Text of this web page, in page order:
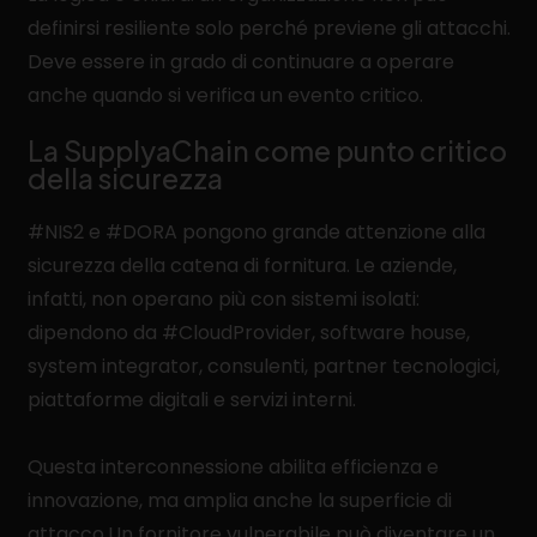
definirsi resiliente solo perché previene gli attacchi.
Deve essere in grado di continuare a operare
anche quando si verifica un evento critico.
La SupplyaChain come punto critico
della sicurezza
#NIS2 e #DORA pongono grande attenzione alla
sicurezza della catena di fornitura. Le aziende,
infatti, non operano più con sistemi isolati:
dipendono da #CloudProvider, software house,
system integrator, consulenti, partner tecnologici,
piattaforme digitali e servizi interni.
Questa interconnessione abilita efficienza e
innovazione, ma amplia anche la superficie di